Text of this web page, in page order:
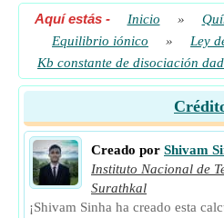
Aquí estás- Inicio »
Equilibrio iónico
» Ley
Kb constante de disociación
Creado por Shivam
Instituto Nacional de
Surathkal
¡Shivam Sinha ha creado esta